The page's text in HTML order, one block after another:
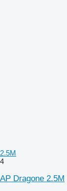
2.5M
4
AP Dragone 2.5M